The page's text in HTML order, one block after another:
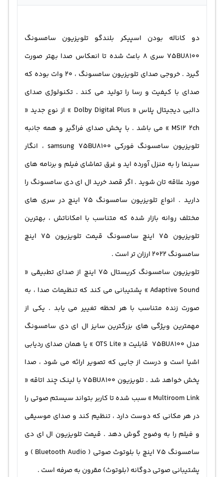
دو کاناله بودن اسپیکر بلندگو تلویزیون سامسونگ
75BU8100 سری 8 باعث شده تا انعکاس صدا بهتر صورت
گیرد . خروجی صدای تلویزیون سامسونگ ، 20 وات بوده که
صدای با کیفیت و رسا را تولید می کند . تکنولوژی صدای
دالبی دیجیتال پلاس « Dolby Digital Plus » از نوع جدید «
MS12 2ch » می باشد . با پخش صدای فراگیر و همه جانبه
تلویزیون سامسونگ فورکی samsung 75BU8100 ، انگار
سینما را به منزل آورده اید و غرق تماشای فیلم و برنامه های
مورد علاقه تان شوید . اگر قصد خرید ال ای دی سامسونگ را
دارید . انواع تلویزیون سامسونگ 75 اینچ در سری های
مختلف روانه بازار شده که متناسب با امکاناتش ، بهترین
تلویزیون ۷۵ اینچ سامسونگ قیمت تلویزیون 75 اینچ
سامسونگ 2022 ارزان تر است .
تلویزیون سامسونگ کریستال 75 اینچ از صدای تطبیقی «
Adaptive Sound » پشتیبانی می کند که تنظیمات صدا ، به
صورت زنده متناسب با هر لحظه تغییر می یابد . یکی از
مهمترین ویژگی های بزرگترین سایز ال ای دی سامسونگ
مدل 75BU8100 قابلیت « OTS Lite » یا همان صدای ردیابی
اشیا است و درست از جایی که تصویر ارائه می شود ، صدا
پخش خواهد شد . تلویزیون 75BU8100 با لینک چند اتاقه «
Multiroom Link » سبب شده تا کاربر بتواند سیستم صوتی را
در هر مکانی که دوست دارد ، تنظیم کند و صدای موسیقی
و فیلم را به وضوح گوش دهد . قیمت تلویزیون ال ای دی
سامسونگ ۷۵ اینچ با بلوتوث صوتی ( Bluetooth Audio ) و
پشتیبانی صوتی دوگانه (بلوتوث) مقرون به صرفه است .